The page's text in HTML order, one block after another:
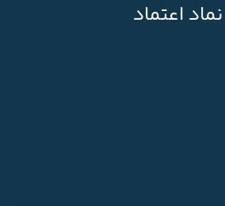
نماد اعتماد